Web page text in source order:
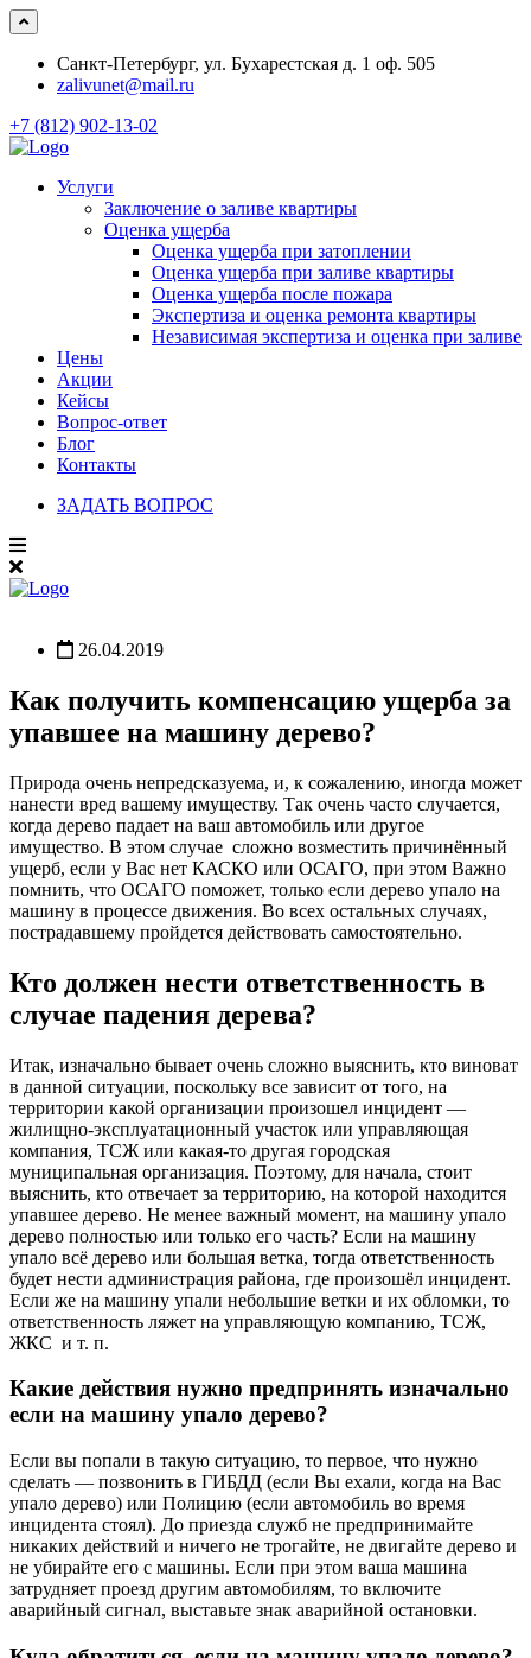
Санкт-Петербург, ул. Бухарестская д. 1 оф. 505
zalivunet@mail.ru
+7 (812) 902-13-02
Услуги
Заключение о заливе квартиры
Оценка ущерба
Оценка ущерба при затоплении
Оценка ущерба при заливе квартиры
Оценка ущерба после пожара
Экспертиза и оценка ремонта квартиры
Независимая экспертиза и оценка при заливе
Цены
Акции
Кейсы
Вопрос-ответ
Блог
Контакты
ЗАДАТЬ ВОПРОС
26.04.2019
Как получить компенсацию ущерба за
упавшее на машину дерево?
Природа очень непредсказуема, и, к сожалению, иногда может
нанести вред вашему имуществу. Так очень часто случается,
когда дерево падает на ваш автомобиль или другое
имущество. В этом случае сложно возместить причинённый
ущерб, если у Вас нет КАСКО или ОСАГО, при этом Важно
помнить, что ОСАГО поможет, только если дерево упало на
машину в процессе движения. Во всех остальных случаях,
пострадавшему пройдется действовать самостоятельно.
Кто должен нести ответственность в
случае падения дерева?
Итак, изначально бывает очень сложно выяснить, кто виноват
в данной ситуации, поскольку все зависит от того, на
территории какой организации произошел инцидент —
жилищно-эксплуатационный участок или управляющая
компания, ТСЖ или какая-то другая городская
муниципальная организация. Поэтому, для начала, стоит
выяснить, кто отвечает за территорию, на которой находится
упавшее дерево. Не менее важный момент, на машину упало
дерево полностью или только его часть? Если на машину
упало всё дерево или большая ветка, тогда ответственность
будет нести администрация района, где произошёл инцидент.
Если же на машину упали небольшие ветки и их обломки, то
ответственность ляжет на управляющую компанию, ТСЖ,
ЖКС и т. п.
Какие действия нужно предпринять изначально
если на машину упало дерево?
Если вы попали в такую ситуацию, то первое, что нужно
сделать — позвонить в ГИБДД (если Вы ехали, когда на Вас
упало дерево) или Полицию (если автомобиль во время
инцидента стоял). До приезда служб не предпринимайте
никаких действий и ничего не трогайте, не двигайте дерево и
не убирайте его с машины. Если при этом ваша машина
затрудняет проезд другим автомобилям, то включите
аварийный сигнал, выставьте знак аварийной остановки.